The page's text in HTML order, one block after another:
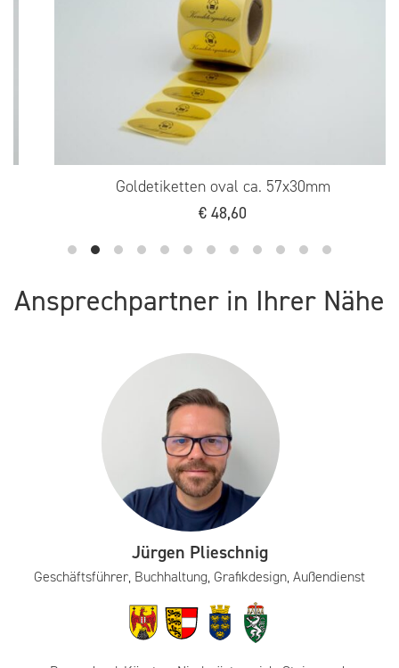
Goldetiketten oval ca. 57x30mm
€48,60
Ansprechpartner in Ihrer Nähe
Jürgen Plieschnig
Geschäftsführer, Buchhaltung, Grafikdesign, Außendienst